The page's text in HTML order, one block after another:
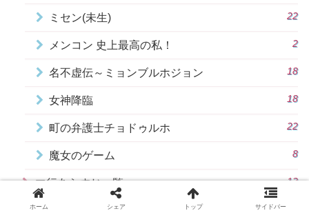
ミセン(未生) 22
メンコン 史上最高の私！ 2
名不虚伝～ミョンブルホジョン 18
女神降臨 18
町の弁護士チョドゥルホ 22
魔女のゲーム 8
マ行あらすじ一覧 13
ヤ行 118
ホーム シェア トップ サイドバー